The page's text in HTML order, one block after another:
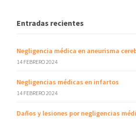
Entradas recientes
Negligencia médica en aneurisma
14 FEBRERO 2024
Negligencias médicas en infartos
14 FEBRERO 2024
Daños y lesiones por negligencias